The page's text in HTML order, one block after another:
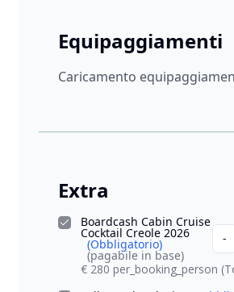
Equipaggiamenti
Caricamento
Extra
Boardcash Cabin Cruise
Cocktail Creole 2026
(Obbligatorio)
(pagabile in base)
-
€ 280 per_booking_person